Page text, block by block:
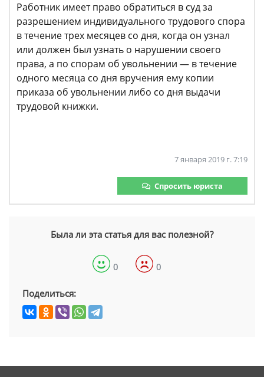
Работник имеет право обратиться в суд за
разрешением индивидуального трудового спора
в течение трех месяцев со дня, когда он узнал
или должен был узнать о нарушении своего
права, а по спорам об увольнении — в течение
одного месяца со дня вручения ему копии
приказа об увольнении либо со дня выдачи
трудовой книжки.
7 января 2019 г. 7:19
Спросить юриста
Была ли эта статья для вас полезной?
0 0
Поделиться: